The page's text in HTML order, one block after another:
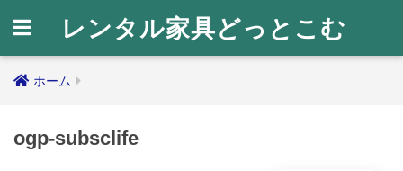
レンタル家具どっとこむ
ホーム
ogp-subsclife